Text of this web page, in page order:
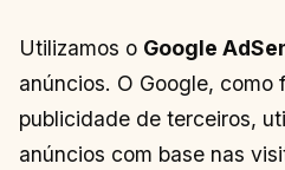
Utilizamos o Google
anúncios. O Google, como
publicidade de terceiros,
anúncios com base nas